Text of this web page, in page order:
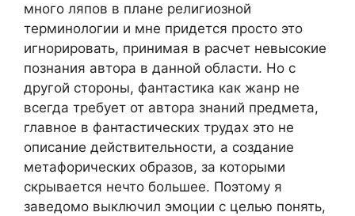
много ляпов в плане религиозной
терминологии и мне придется просто это
игнорировать, принимая в расчет невысокие
познания автора в данной области. Но с
другой стороны, фантастика как жанр не
всегда требует от автора знаний предмета,
главное в фантастических трудах это не
описание действительности, а создание
метафорических образов, за которыми
скрывается нечто большее. Поэтому я
заведомо выключил эмоции с целью понять,